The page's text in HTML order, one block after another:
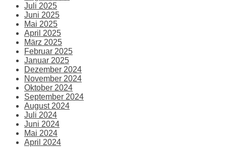
Juli 2025
Juni 2025
Mai 2025
April 2025
März 2025
Februar 2025
Januar 2025
Dezember 2024
November 2024
Oktober 2024
September 2024
August 2024
Juli 2024
Juni 2024
Mai 2024
April 2024